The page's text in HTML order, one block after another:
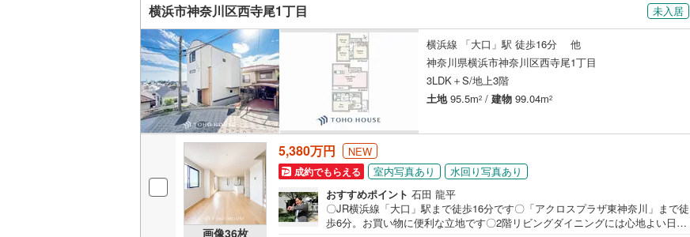
横浜市神奈川区西寺尾1丁目 未入居
横浜線 「大口」駅 徒歩16分 他
神奈川県横浜市神奈川区西寺尾1丁目
3LDK＋S/地上3階
土地95.5m2 / 建物 99.04m2
画像36枚
5,380万円 NEW
成約でもらえる 室内写真あり
水回り写真あり
おすすめポイント 石田 龍平
〇JR横浜線「大口」駅まで徒歩16分です〇「アクロスプラザ東神奈川」まで徒
歩6分。お買い物に便利な立地です〇2階リビングダイニングには心地よい日差
横浜高速鉄道みなとみらい線
箱根登山鉄道( 箱根登山ケーブルカー
伊豆箱根鉄道大雄山線
27 ) 東京臨海高速鉄道りんかい線
多摩モノレール
埼玉高速鉄道